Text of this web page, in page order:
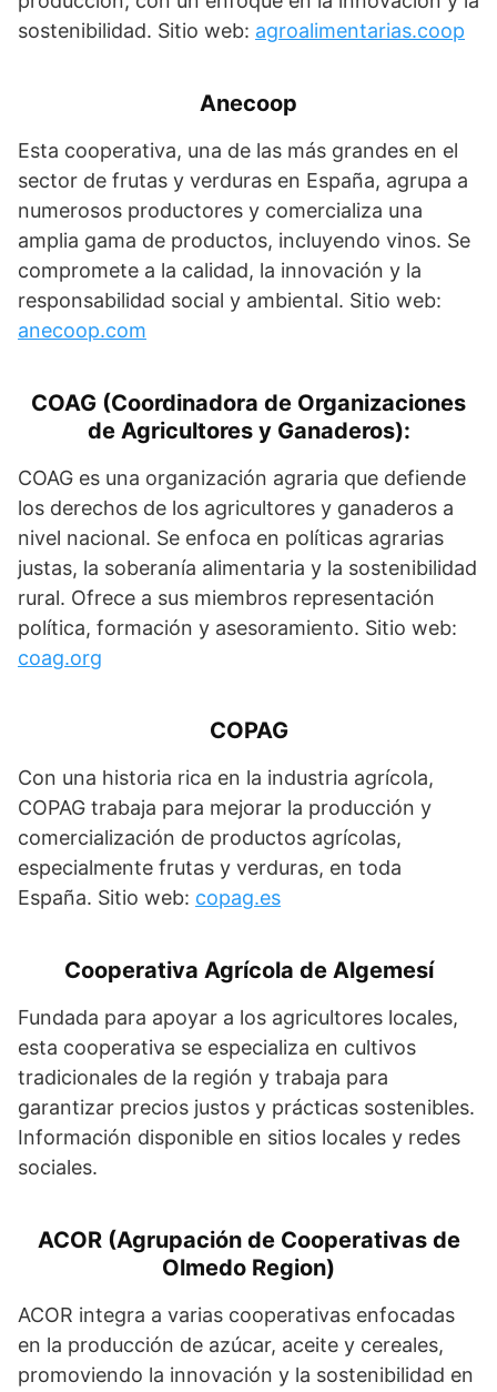
sostenibilidad. Sitio web: agroalimentarias.coop
Anecoop
Esta cooperativa, una de las más grandes en el
sector de frutas y verduras en España, agrupa a
numerosos productores y comercializa una
amplia gama de productos, incluyendo vinos. Se
compromete a la calidad, la innovación y la
responsabilidad social y ambiental. Sitio web:
anecoop.com
COAG (Coordinadora de Organizaciones
de Agricultores y Ganaderos):
COAG es una organización agraria que defiende
los derechos de los agricultores y ganaderos a
nivel nacional. Se enfoca en políticas agrarias
justas, la soberanía alimentaria y la sostenibilidad
rural. Ofrece a sus miembros representación
política, formación y asesoramiento. Sitio web:
coag.org
COPAG
Con una historia rica en la industria agrícola,
COPAG trabaja para mejorar la producción y
comercialización de productos agrícolas,
especialmente frutas y verduras, en toda
España. Sitio web: copag.es
Cooperativa Agrícola de Algemesí
Fundada para apoyar a los agricultores locales,
esta cooperativa se especializa en cultivos
tradicionales de la región y trabaja para
garantizar precios justos y prácticas sostenibles.
Información disponible en sitios locales y redes
sociales.
ACOR (Agrupación de Cooperativas de
Olmedo Region)
ACOR integra a varias cooperativas enfocadas
en la producción de azúcar, aceite y cereales,
promoviendo la innovación y la sostenibilidad en